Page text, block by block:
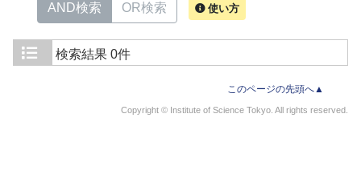
AND検索 OR検索 使い方
検索結果 0件
このページの先頭へ▲
Copyright © Institute of Science Tokyo. All rights reserved.